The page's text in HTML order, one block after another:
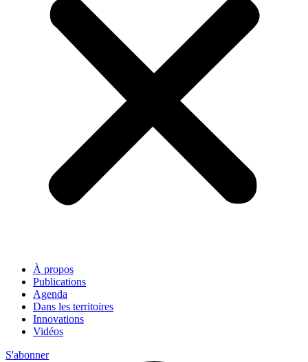
À propos
Publications
Agenda
Dans les territoires
Innovations
Vidéos
S'abonner